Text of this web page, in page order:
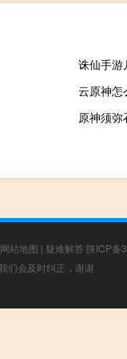
诛仙手游
云原神怎
原神须弥
网站地图 | 疑难解答 陕ICP备
们会及时纠正，谢谢